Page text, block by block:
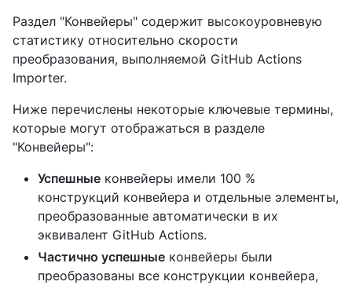
Раздел "Конвейеры" содержит высокоуровневую
статистику относительно скорости
преобразования, выполняемой GitHub Actions
Importer.
Ниже перечислены некоторые ключевые термины,
которые могут отображаться в разделе
"Конвейеры":
Успешные конвейеры имели 100 %
конструкций конвейера и отдельные элементы,
преобразованные автоматически в их
эквивалент GitHub Actions.
Частично успешные конвейеры были
преобразованы все конструкции конвейера,